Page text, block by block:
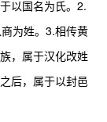
以国名为氏。2.
为姓。3.相传黄
，属于汉化改姓
后，属于以封邑